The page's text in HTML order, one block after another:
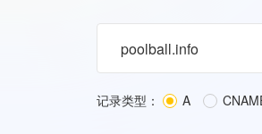
记录类型： A